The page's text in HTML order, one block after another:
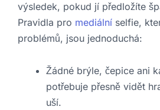
výsledek, pokud jí předložíte
Pravidla pro mediální selfie,
problémů, jsou jednoduchá:
Žádné brýle, čepice ani
potřebuje přesně vidět
uší.